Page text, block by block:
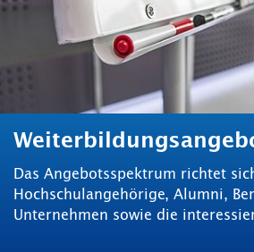
Blogs Kontakt und Anfahrt
TH Online-Portal Personensuche
Das Angebotsspektrum richtet
Hochschulangehörige, Alumni,
Unternehmen sowie die